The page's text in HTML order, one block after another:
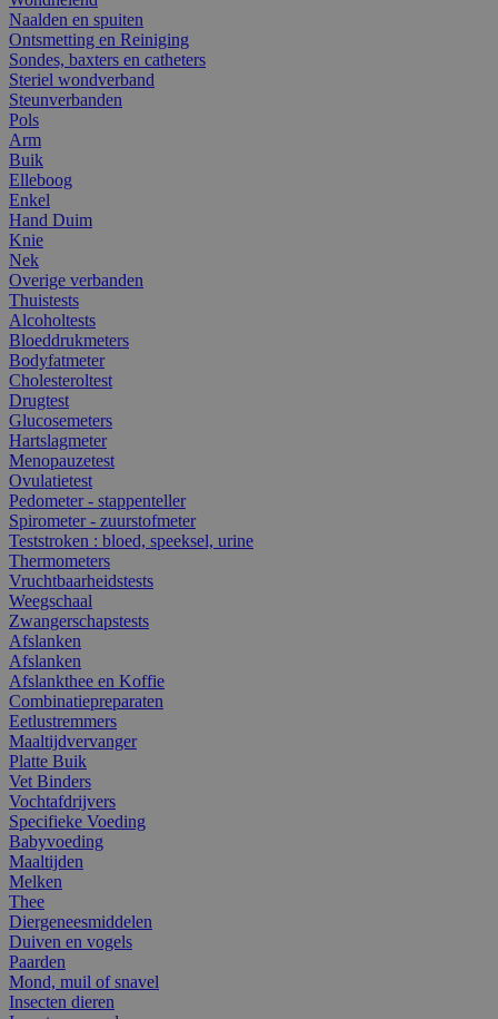
Naalden en spuiten
Ontsmetting en Reiniging
Sondes, baxters en catheters
Steriel wondverband
Steunverbanden
Pols
Arm
Buik
Elleboog
Enkel
Hand Duim
Knie
Nek
Overige verbanden
Thuistests
Alcoholtests
Bloeddrukmeters
Bodyfatmeter
Cholesteroltest
Drugtest
Glucosemeters
Hartslagmeter
Menopauzetest
Ovulatietest
Pedometer - stappenteller
Spirometer - zuurstofmeter
Teststroken : bloed, speeksel, urine
Thermometers
Vruchtbaarheidstests
Weegschaal
Zwangerschapstests
Afslanken
Afslanken
Afslankthee en Koffie
Combinatiepreparaten
Eetlustremmers
Maaltijdvervanger
Platte Buik
Vet Binders
Vochtafdrijvers
Specifieke Voeding
Babyvoeding
Maaltijden
Melken
Thee
Diergeneesmiddelen
Duiven en vogels
Paarden
Mond, muil of snavel
Insecten dieren